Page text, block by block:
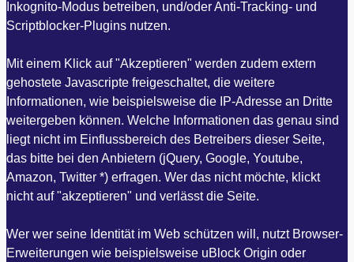
Inkognito-Modus betreiben, und/oder Anti-Tracking- und
Scriptblocker-Plugins nutzen.
Mit einem Klick auf "Akzeptieren" werden zudem extern
gehostete Javascripte freigeschaltet, die weitere
Informationen, wie beispielsweise die IP-Adresse an Dritte
weitergeben können. Welche Informationen das genau sind
liegt nicht im Einflussbereich des Betreibers dieser Seite,
das bitte bei den Anbietern (jQuery, Google, Youtube,
Amazon, Twitter *) erfragen. Wer das nicht möchte, klickt
nicht auf "akzeptieren" und verlässt die Seite.
Wer wer seine Identität im Web schützen will, nutzt Browser-
Erweiterungen wie beispielsweise uBlock Origin oder